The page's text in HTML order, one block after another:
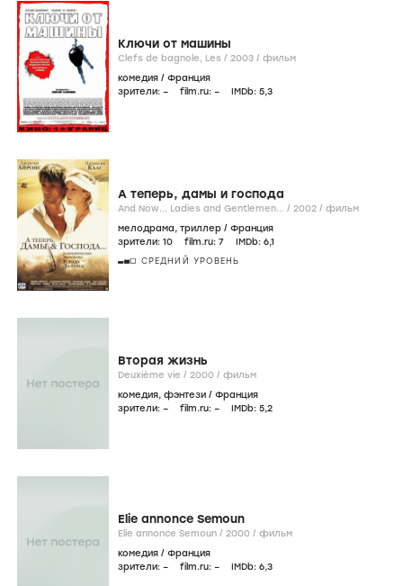
Ключи от машины
Clefs de bagnole, Les / 2003 / фильм
комедия / Франция
зрители: – film.ru: – IMDb: 5,3
А теперь, дамы и господа
And Now... Ladies and Gentlemen... / 2002 / фильм
мелодрама, триллер / Франция
зрители: 10 film.ru: 7 IMDb: 6,1
СРЕДНИЙ УРОВЕНЬ
Вторая жизнь
Deuxième vie / 2000 / фильм
комедия, фэнтези / Франция
зрители: – film.ru: – IMDb: 5,2
Elie annonce Semoun
Elie annonce Semoun / 2000 / фильм
комедия / Франция
зрители: – film.ru: – IMDb: 6,3